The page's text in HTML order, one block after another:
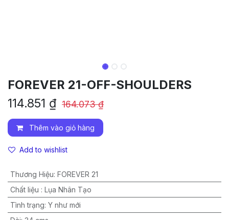
FOREVER 21-OFF-SHOULDERS
114.851 ₫ 164.073₫
Thêm vào giỏ hàng
Add to wishlist
Thương Hiệu: FOREVER 21
Chất liệu : Lụa Nhân Tạo
Tình trạng: Y như mới